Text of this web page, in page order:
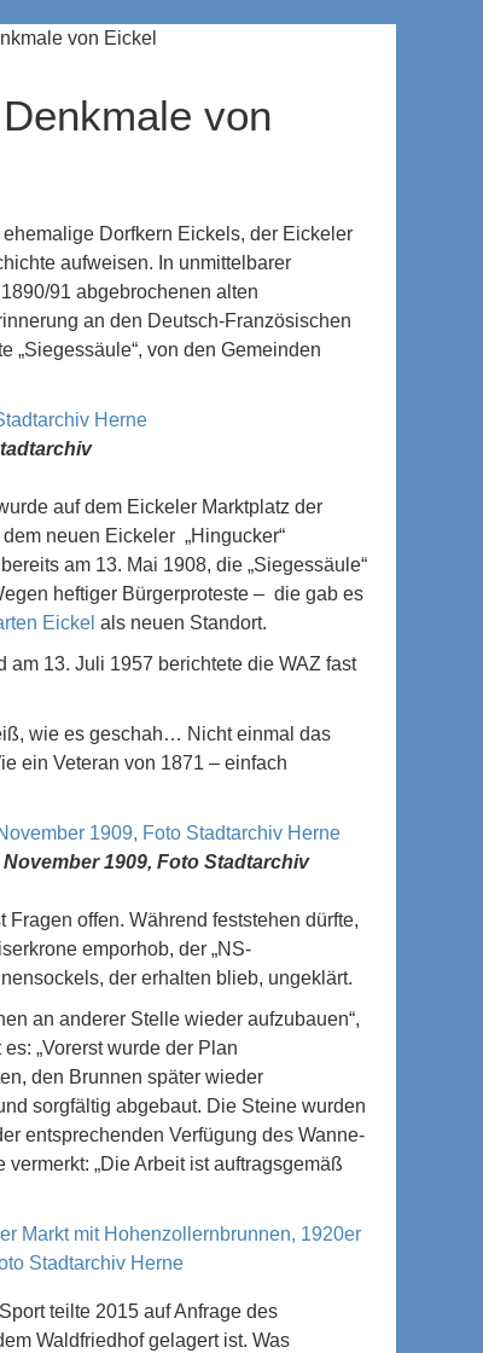
von Eickel
von
ehemalige Dorfkern Eickels, der Eickeler
aufweisen. In unmittelbarer
91 abgebrochenen alten
an den Deutsch-Französischen
„Siegessäule“, von den Gemeinden
auf dem Eickeler Marktplatz der
neuen Eickeler „Hingucker“
am 13. Mai 1908, die „Siegessäule“
heftiger Bürgerproteste – die gab es
Eickel als neuen Standort.
am 13. Juli 1957 berichtete die WAZ fast
wie es geschah… Nicht einmal das
ein Veteran von 1871 – einfach
1909, Foto Stadtarchiv
offen. Während feststehen dürfte,
emporhob, der „NS-
der erhalten blieb, ungeklärt.
an anderer Stelle wieder aufzubauen“,
„Vorerst wurde der Plan
den Brunnen später wieder
sorgfältig abgebaut. Die Steine wurden
entsprechenden Verfügung des Wanne-
„Die Arbeit ist auftragsgemäß
teilte 2015 auf Anfrage des
Waldfriedhof gelagert ist. Was